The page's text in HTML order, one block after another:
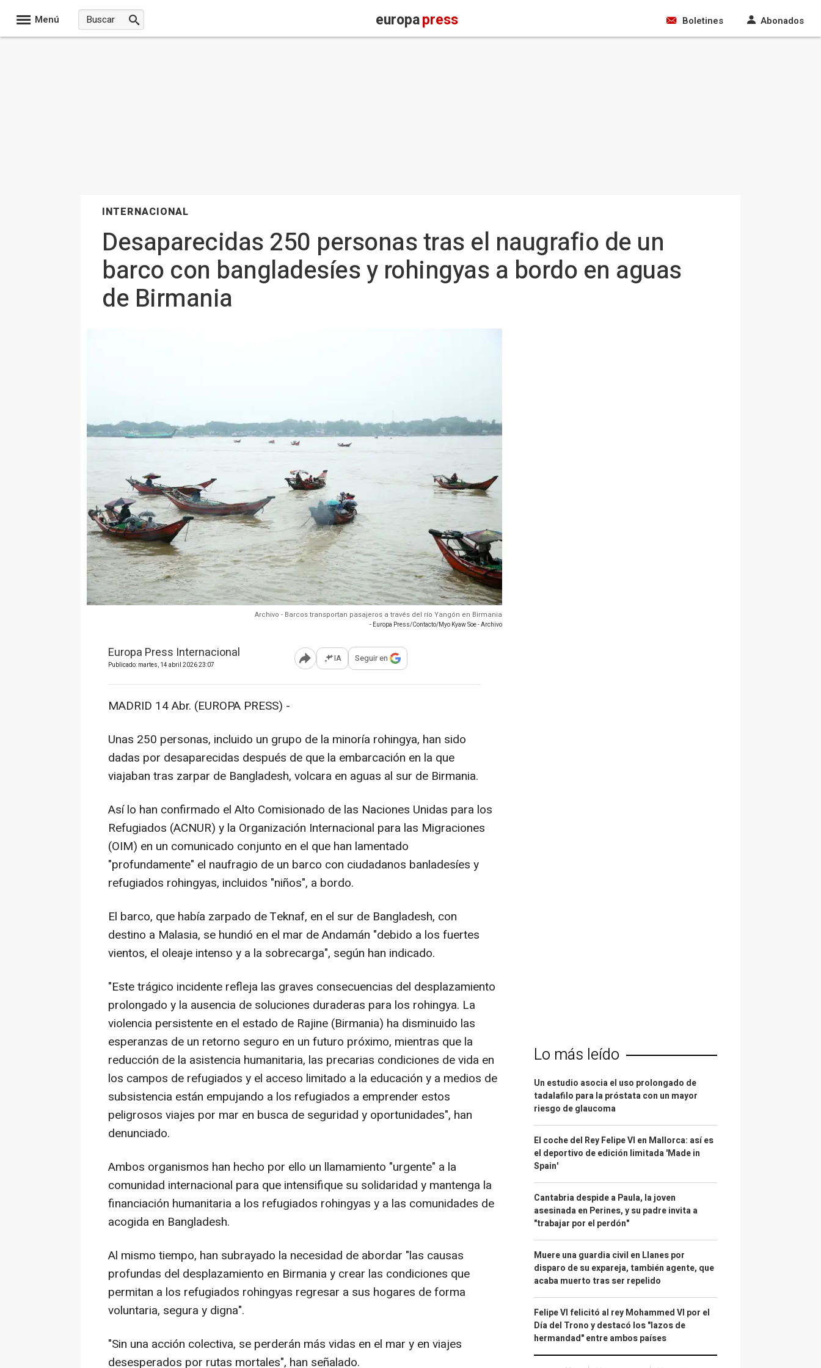
Menú europapress Boletines Abonados
INTERNACIONAL
Desaparecidas 250 personas tras el naugrafio de un
barco con bangladesíes y rohingyas a bordo en aguas
de Birmania
Archivo - Barcos transportan pasajeros a través del río Yangón en Birmania
- Europa Press/Contacto/Myo Kyaw Soe - Archivo
Europa Press Internacional
Publicado: martes, 14 abril 2026 23:07 Abrir opciones para compartir
IA Seguir en
MADRID 14 Abr. (EUROPA PRESS) -
Unas 250 personas, incluido un grupo de la minoría rohingya, han sido
dadas por desaparecidas después de que la embarcación en la que
viajaban tras zarpar de Bangladesh, volcara en aguas al sur de Birmania.
Así lo han confirmado el Alto Comisionado de las Naciones Unidas para los
Refugiados (ACNUR) y la Organización Internacional para las Migraciones
(OIM) en un comunicado conjunto en el que han lamentado
"profundamente" el naufragio de un barco con ciudadanos banladesíes y
refugiados rohingyas, incluidos "niños", a bordo.
El barco, que había zarpado de Teknaf, en el sur de Bangladesh, con
destino a Malasia, se hundió en el mar de Andamán "debido a los fuertes
vientos, el oleaje intenso y a la sobrecarga", según han indicado.
"Este trágico incidente refleja las graves consecuencias del desplazamiento
prolongado y la ausencia de soluciones duraderas para los rohingya. La
violencia persistente en el estado de Rajine (Birmania) ha disminuido las
esperanzas de un retorno seguro en un futuro próximo, mientras que la
reducción de la asistencia humanitaria, las precarias condiciones de vida en
los campos de refugiados y el acceso limitado a la educación y a medios de
subsistencia están empujando a los refugiados a emprender estos
peligrosos viajes por mar en busca de seguridad y oportunidades", han
denunciado.
Ambos organismos han hecho por ello un llamamiento "urgente" a la
comunidad internacional para que intensifique su solidaridad y mantenga la
financiación humanitaria a los refugiados rohingyas y a las comunidades de
acogida en Bangladesh.
Al mismo tiempo, han subrayado la necesidad de abordar "las causas
profundas del desplazamiento en Birmania y crear las condiciones que
permitan a los refugiados rohingyas regresar a sus hogares de forma
voluntaria, segura y digna".
"Sin una acción colectiva, se perderán más vidas en el mar y en viajes
desesperados por rutas mortales", han señalado.
Lo más leído
Un estudio asocia el uso prolongado de
tadalafilo para la próstata con un mayor
riesgo de glaucoma
El coche del Rey Felipe VI en Mallorca: así es
el deportivo de edición limitada 'Made in
Spain'
Cantabria despide a Paula, la joven
asesinada en Perines, y su padre invita a
"trabajar por el perdón"
Muere una guardia civil en Llanes por
disparo de su expareja, también agente, que
acaba muerto tras ser repelido
Felipe VI felicitó al rey Mohammed VI por el
Día del Trono y destacó los "lazos de
hermandad" entre ambos países